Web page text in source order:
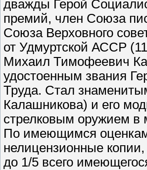
дважды Герой
премий, член Союза
Союза Верховного
от Удмуртской АССР
Михаил Тимофеевич
удостоенным звания
Труда. Стал
Калашникова) и его
стрелковым оружием в
По имеющимся
нелицензионные
до 1/5 всего